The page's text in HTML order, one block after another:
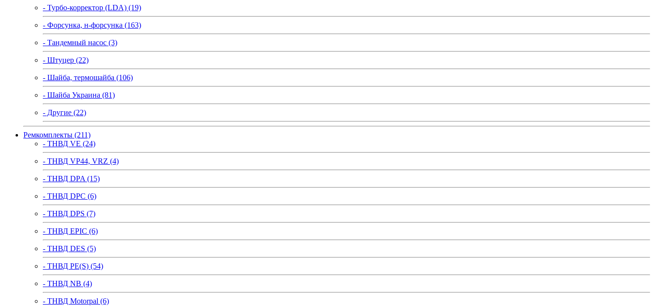
- Турбо-корректор (LDA) (19)
- Форсунка, н-форсунка (163)
- Тандемный насос (3)
- Штуцер (22)
- Шайба, термошайба (106)
- Шайба Украина (81)
- Другие (22)
Ремкомплекты (211)
- ТНВД VE (24)
- ТНВД VP44, VRZ (4)
- ТНВД DPA (15)
- ТНВД DPC (6)
- ТНВД DPS (7)
- ТНВД EPIC (6)
- ТНВД DES (5)
- ТНВД PE(S) (54)
- ТНВД NB (4)
- ТНВД Motorpal (6)